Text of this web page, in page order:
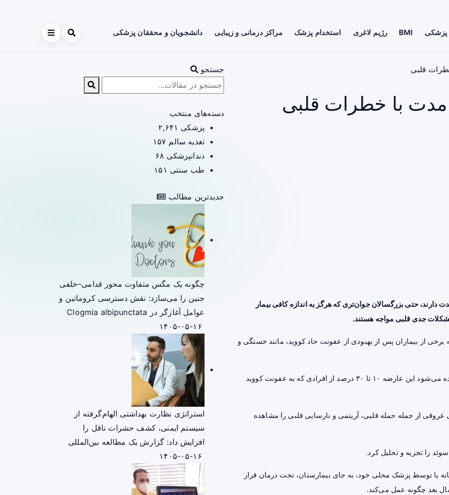
پزشکی BMI رژیم لاغری استخدام پزشک مراکز درمانی و زیبایی دانشجویان و محققان پزشکی
قلبی
مدت با خطرات قلبی
حتی بزرگسالان جوان‌تری که هرگز به اندازه کافی بیمار
جدی قلبی مواجه هستند.
از بیماران پس از بهبودی از عفونت حاد کووید، مانند خستگی و
محققان در یادداشت‌های پیش‌زمینه گفتند که تخمین زده می‌شود این عارضه ۱۰ تا ۳۰ درصد از افرادی که به عفونت کووید
عروقی از جمله حمله قلبی، آریتمی و نارسایی قلبی را مشاهده
یا توسط پزشک محلی خود، به جای بیمارستان، تحت درمان قرار
سال بعد چگونه عمل می‌کند.
جستجو
دسته‌های منتخب
پزشکی ۲,۶۴۱
تغذیه سالم ۱۵۷
دندانپزشکی ۶۸
طب سنتی ۱۵۱
جدیدترین مطالب
چگونه یک مگس متفاوت محور قدامی–خلفی
جنین را می‌سازد: نقش دسترسی کروماتین و
عوامل آغازگر در Clogmia albipunctata
استراتژی نظارت بهداشتی الهام‌گرفته از
سیستم ایمنی، کشف حشرات ناقل را
افزایش داد: گزارش یک مطالعه بین‌المللی